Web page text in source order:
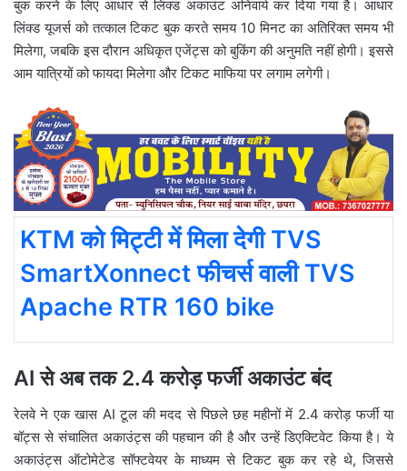
बुक करने के लिए आधार से लिंक्ड अकाउंट अनिवार्य कर दिया गया है। आधार
लिंक्ड यूजर्स को तत्काल टिकट बुक करते समय 10 मिनट का अतिरिक्त समय भी
मिलेगा, जबकि इस दौरान अधिकृत एजेंट्स को बुकिंग की अनुमति नहीं होगी। इससे
आम यात्रियों को फायदा मिलेगा और टिकट माफिया पर लगाम लगेगी।
KTM को मिट्टी में मिला देगी TVS
SmartXonnect फीचर्स वाली TVS
Apache RTR 160 bike
AI से अब तक 2.4 करोड़ फर्जी अकाउंट बंद
रेलवे ने एक खास AI टूल की मदद से पिछले छह महीनों में 2.4 करोड़ फर्जी या
बॉट्स से संचालित अकाउंट्स की पहचान की है और उन्हें डिएक्टिवेट किया है। ये
अकाउंट्स ऑटोमेटेड सॉफ्टवेयर के माध्यम से टिकट बुक कर रहे थे, जिससे